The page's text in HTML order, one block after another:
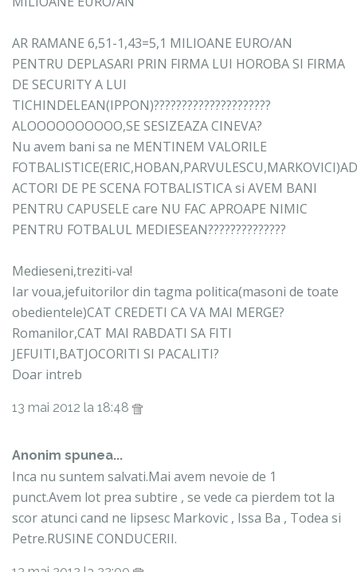
AR RAMANE 6,51-1,43=5,1 MILIOANE EURO/AN
PENTRU DEPLASARI PRIN FIRMA LUI HOROBA SI FIRMA
DE SECURITY A LUI
TICHINDELEAN(IPPON)?????????????????????
ALOOOOOOOOOO,SE SESIZEAZA CINEVA?
Nu avem bani sa ne MENTINEM VALORILE
ACTORI DE PE SCENA FOTBALISTICA si AVEM BANI
PENTRU CAPUSELE care NU FAC APROAPE NIMIC
PENTRU FOTBALUL MEDIESEAN??????????????
Medieseni,treziti-va!
Iar voua,jefuitorilor din tagma politica(masoni de toate
obedientele)CAT CREDETI CA VA MAI MERGE?
Romanilor,CAT MAI RABDATI SA FITI
JEFUITI,BATJOCORITI SI PACALITI?
Doar intreb
13 mai 2012 la 18:48
Anonim spunea...
Inca nu suntem salvati.Mai avem nevoie de 1
punct.Avem lot prea subtire , se vede ca pierdem tot la
scor atunci cand ne lipsesc Markovic , Issa Ba , Todea si
Petre.RUSINE CONDUCERII.